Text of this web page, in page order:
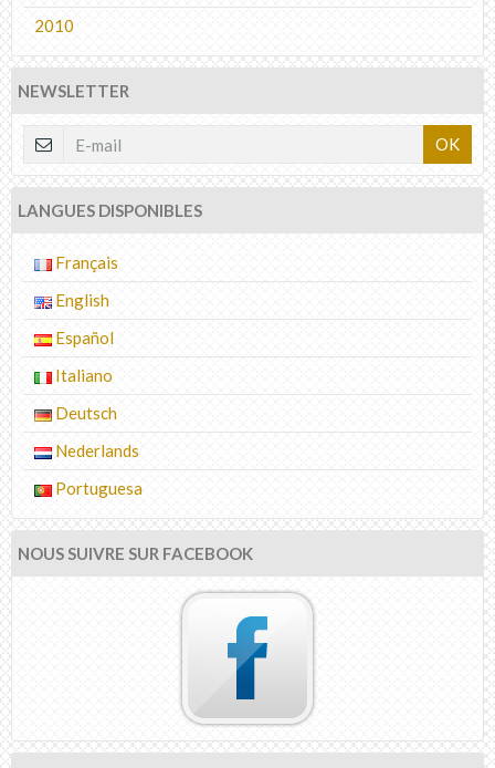
2010
NEWSLETTER
OK
LANGUES DISPONIBLES
Français
English
Español
Italiano
Deutsch
Nederlands
Portuguesa
NOUS SUIVRE SUR FACEBOOK